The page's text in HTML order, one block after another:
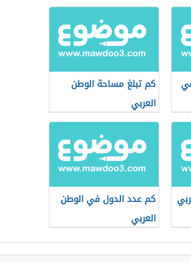
كم تبلغ مساحة الوطن
العربي
كم عدد الدول في الوطن
العربي